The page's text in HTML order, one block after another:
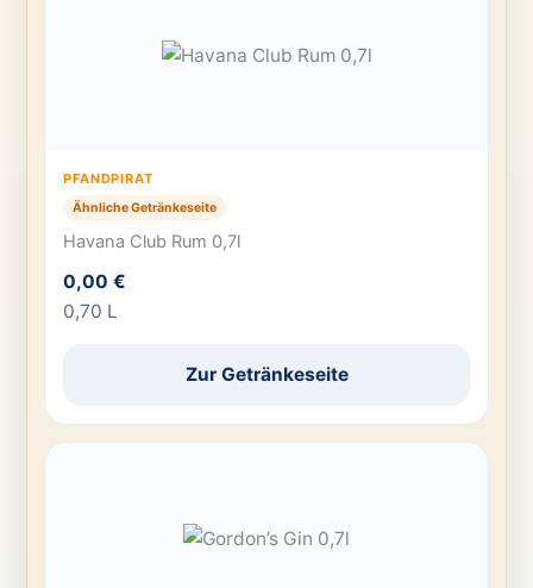
PFANDPIRAT
Ähnliche Getränkeseite
Havana Club Rum 0,7l
0,00 €
0,70 L
Zur Getränkeseite